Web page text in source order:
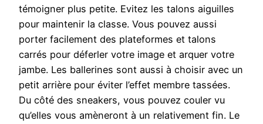
témoigner plus petite. Evitez les talons aiguilles
pour maintenir la classe. Vous pouvez aussi
porter facilement des plateformes et talons
carrés pour déferler votre image et arquer votre
jambe. Les ballerines sont aussi à choisir avec un
petit arrière pour éviter l’effet membre tassées.
Du côté des sneakers, vous pouvez couler vu
qu’elles vous amèneront à un relativement fin. Le